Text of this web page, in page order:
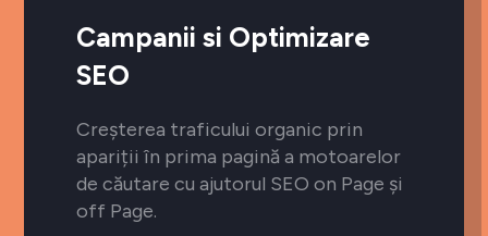
Campanii si Optimizare
SEO
Creșterea traficului organic prin
apariții în prima pagină a motoarelor
de căutare cu ajutorul SEO on Page și
off Page.